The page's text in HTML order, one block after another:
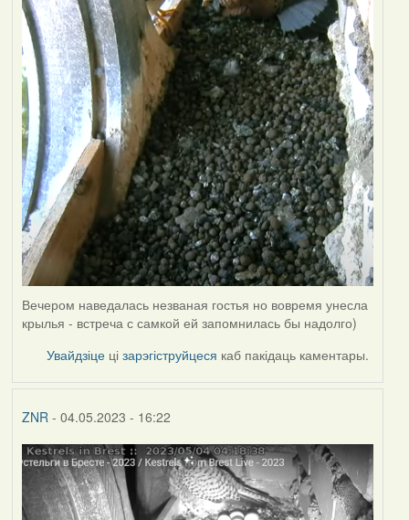
Вечером наведалась незваная гостья но вовремя унесла
крылья - встреча с самкой ей запомнилась бы надолго)
Увайдзіце цізарэгіструйцеся каб пакідаць каментары.
ZNR - 04.05.2023 - 16:22